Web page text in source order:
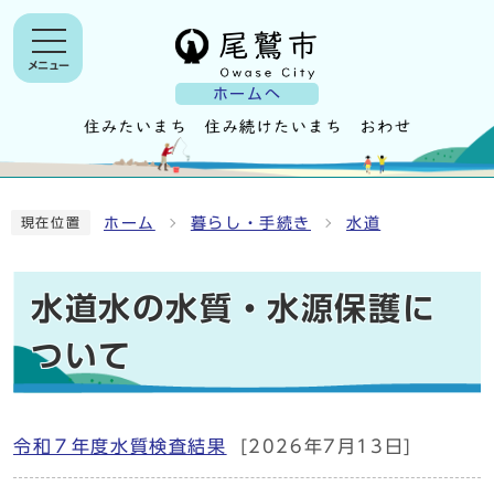
ホームへ
メニュー
現在位置 ホーム 暮らし・手続き 水道
水道水の水質・水源保護に
ついて
令和７年度水質検査結果 [2026年7月13日]